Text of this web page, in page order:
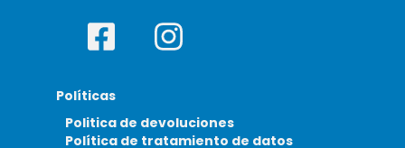
Políticas
Politica de devoluciones
Política de tratamiento de datos